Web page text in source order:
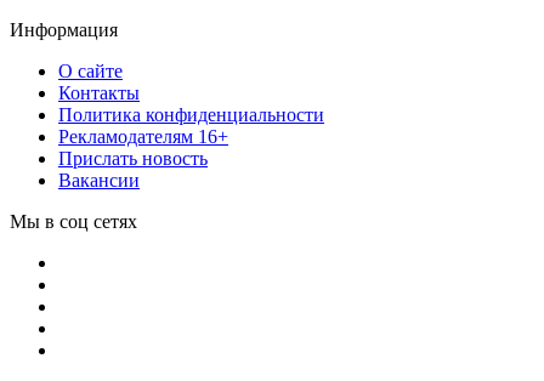
Информация
О сайте
Контакты
Политика конфиденциальности
Рекламодателям 16+
Прислать новость
Вакансии
Мы в соц сетях